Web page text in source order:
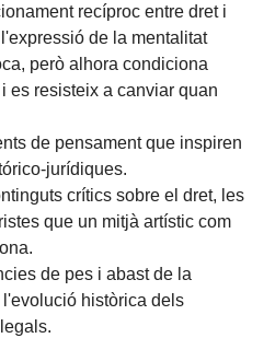
recíproc entre dret i
de la mentalitat
però alhora condiciona
es resisteix a canviar quan
de pensament que inspiren
jurídiques.
crítics sobre el dret, les
que un mitjà artístic com
de pes i abast de la
històrica dels